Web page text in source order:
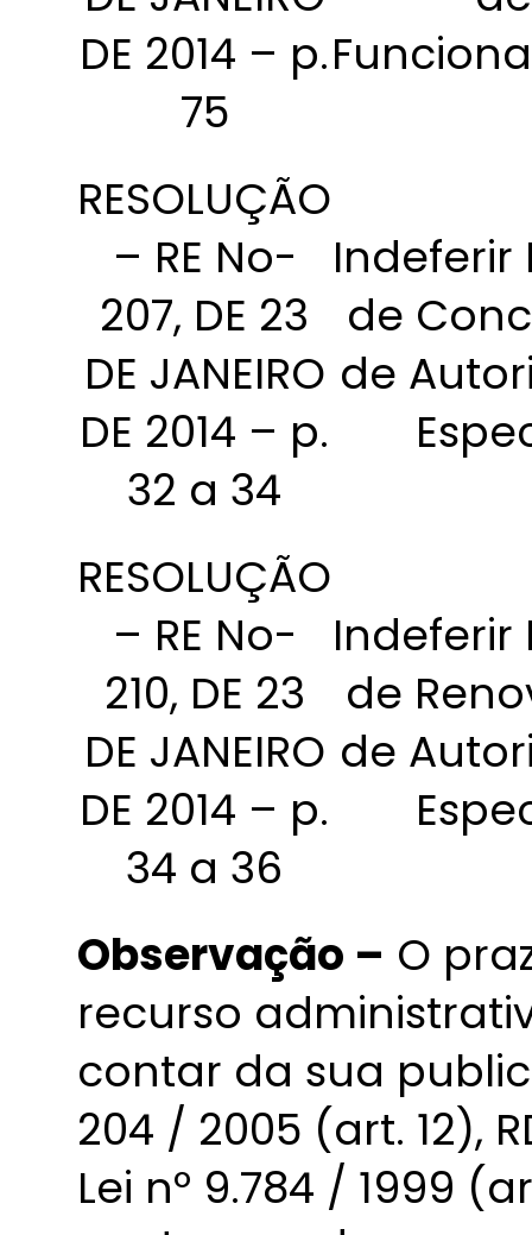
DE 2014 – p.
75
RESOLUÇÃO
– RE No-
207, DE 23
DE JANEIRO
DE 2014 – p.
32 a 34
Indeferir
de
de
RESOLUÇÃO
– RE No-
210, DE 23
DE JANEIRO
DE 2014 – p.
34 a 36
Indeferir
de
de
Observação – O
recurso
contar da sua
204 / 2005 (art. 12),
Lei nº 9.784 / 1999